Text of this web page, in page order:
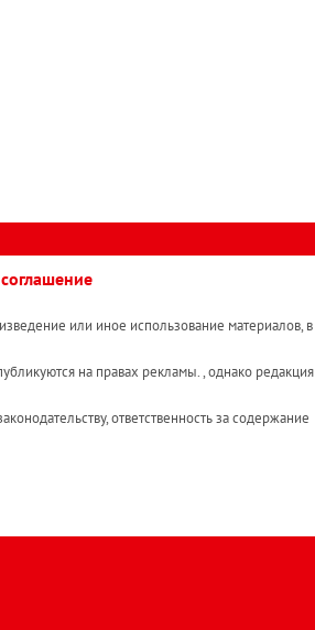
или иное использование материалов, в
на правах рекламы. , однако редакция
ответственность за содержание